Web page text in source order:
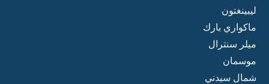
ليبينغتون
ماكواري بارك
ميلر سنترال
موسمان
شمال سيدني